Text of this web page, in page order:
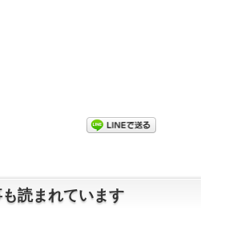
読まれています